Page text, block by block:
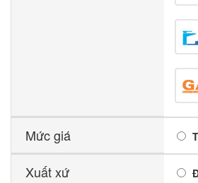
Mức giá
Xuất xứ